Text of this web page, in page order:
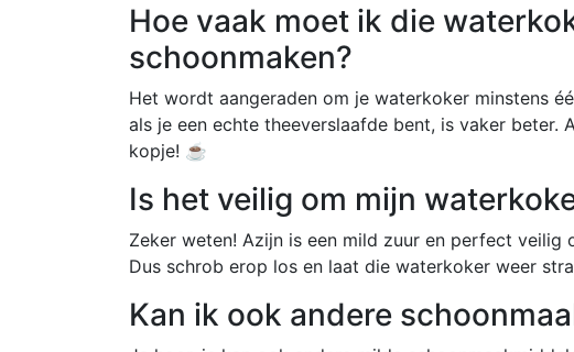
Hoe vaak moet ik die
schoonmaken?
Het wordt aangeraden om je waterkoker minstens
als je een echte theeverslaafde bent, is vaker beter.
kopje! ☕
Is het veilig om mijn
Zeker weten! Azijn is een mild zuur en perfect veilig
Dus schrob erop los en laat die waterkoker weer
Kan ik ook andere